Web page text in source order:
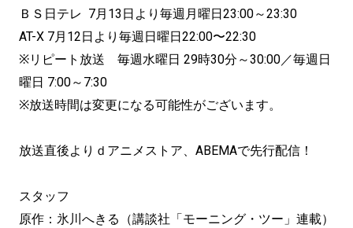
ＢＳ日テレ 7月13日より毎週月曜日23:00～23:30
AT-X 7月12日より毎週日曜日22:00〜22:30
※リピート放送 毎週水曜日 29時30分～30:00／毎週日
曜日 7:00～7:30
※放送時間は変更になる可能性がございます。
放送直後よりｄアニメストア、ABEMAで先行配信！
スタッフ
原作：氷川へきる（講談社「モーニング・ツー」連載）